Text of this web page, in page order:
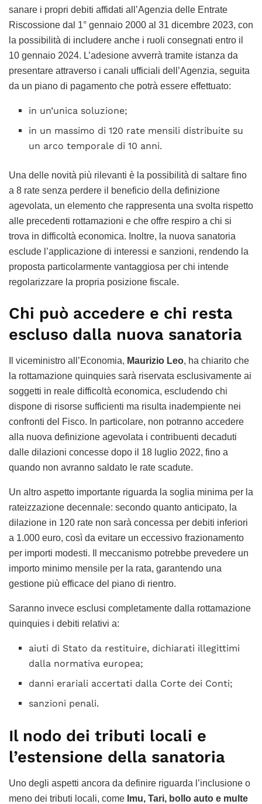
sanare i propri debiti affidati all’Agenzia delle Entrate
Riscossione dal 1° gennaio 2000 al 31 dicembre 2023, con
la possibilità di includere anche i ruoli consegnati entro il
10 gennaio 2024. L’adesione avverrà tramite istanza da
presentare attraverso i canali ufficiali dell’Agenzia, seguita
da un piano di pagamento che potrà essere effettuato:
in un’unica soluzione;
in un massimo di 120 rate mensili distribuite su
un arco temporale di 10 anni.
Una delle novità più rilevanti è la possibilità di saltare fino
a 8 rate senza perdere il beneficio della definizione
agevolata, un elemento che rappresenta una svolta rispetto
alle precedenti rottamazioni e che offre respiro a chi si
trova in difficoltà economica. Inoltre, la nuova sanatoria
esclude l’applicazione di interessi e sanzioni, rendendo la
proposta particolarmente vantaggiosa per chi intende
regolarizzare la propria posizione fiscale.
Chi può accedere e chi resta
escluso dalla nuova sanatoria
Il viceministro all’Economia, Maurizio Leo, ha chiarito che
la rottamazione quinquies sarà riservata esclusivamente ai
soggetti in reale difficoltà economica, escludendo chi
dispone di risorse sufficienti ma risulta inadempiente nei
confronti del Fisco. In particolare, non potranno accedere
alla nuova definizione agevolata i contribuenti decaduti
dalle dilazioni concesse dopo il 18 luglio 2022, fino a
quando non avranno saldato le rate scadute.
Un altro aspetto importante riguarda la soglia minima per la
rateizzazione decennale: secondo quanto anticipato, la
dilazione in 120 rate non sarà concessa per debiti inferiori
a 1.000 euro, così da evitare un eccessivo frazionamento
per importi modesti. Il meccanismo potrebbe prevedere un
importo minimo mensile per la rata, garantendo una
gestione più efficace del piano di rientro.
Saranno invece esclusi completamente dalla rottamazione
quinquies i debiti relativi a:
aiuti di Stato da restituire, dichiarati illegittimi
dalla normativa europea;
danni erariali accertati dalla Corte dei Conti;
sanzioni penali.
Il nodo dei tributi locali e
l’estensione della sanatoria
Uno degli aspetti ancora da definire riguarda l’inclusione o
meno dei tributi locali, come Imu, Tari, bollo auto e multe